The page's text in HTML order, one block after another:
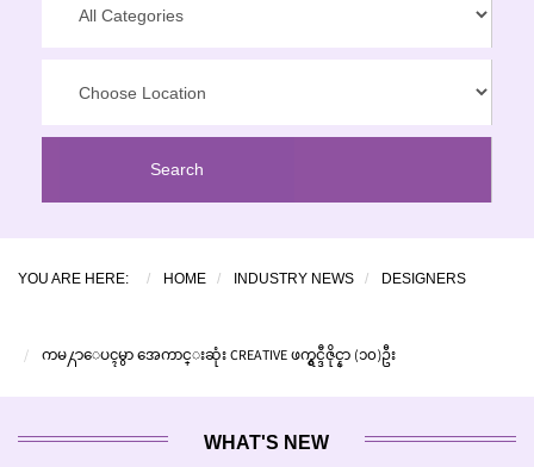
YOU ARE HERE: HOME INDUSTRY NEWS DESIGNERS
ကမ႓ာေပၚမွာ အေကာင္းဆုံး CREATIVE ဖက္ရွင္ဒီဇိုင္နာ (၁၀)ဦး
WHAT'S NEW